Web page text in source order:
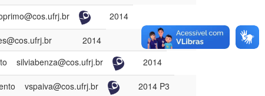
2014
2014
silviabenza@cos.ufrj.br 2014
vspaiva@cos.ufrj.br 2014 P3